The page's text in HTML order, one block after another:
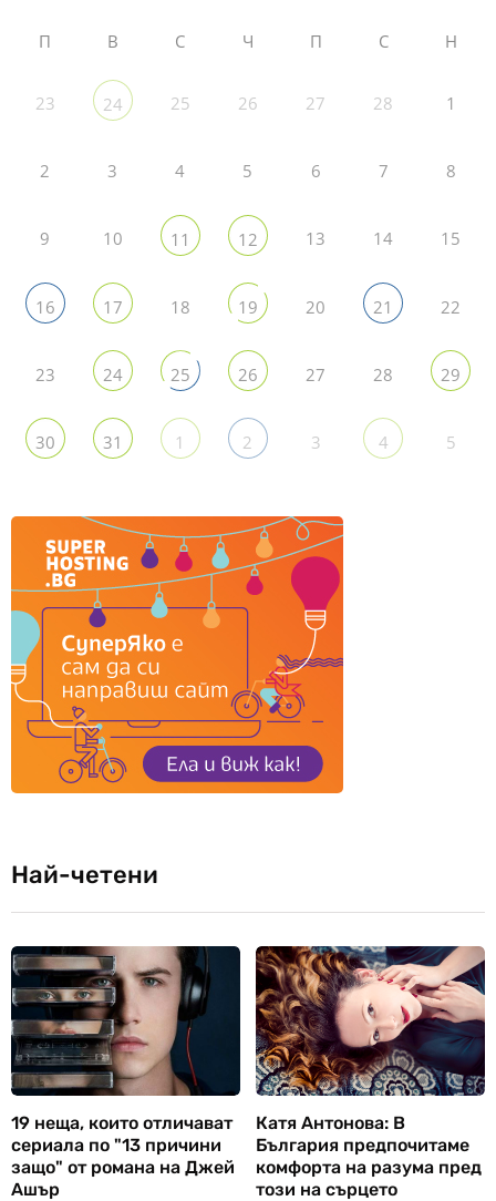
П В С Ч П С Н
23 24 25 26 27 28 1
2 3 4 5 6 7 8
9 10 11 12 13 14 15
16 17 18 19 20 21 22
23 24 25 26 27 28 29
30 31 1 2 3 4 5
Най-четени
19 неща, които отличават
сериала по "13 причини
защо" от романа на Джей
Ашър
Катя Антонова: В
България предпочитаме
комфорта на разума пред
този на сърцето